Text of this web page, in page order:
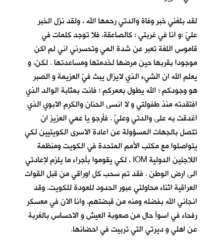
لقد بلغني خبر وفاة والدتي رحمها الله ، ولقد نزل الخبر
عليّ ؛و انا في غربتي ؛ كالصاعقة. فلا توجد كلمات في
قاموس اللغة تعبر عن شدة المي وتحسرني اني لم اكن
موجودا بقربها حين مرضها لخدمتها ومساعدتها . لكن، و
يعلم الله ان الشيء الذي لايزال يبث فيّ العزيمة و الصبر
هو وجودكم ؛ الله يطول بعمركم ؛ فانت بمثابة الوالد الذي
افتقدته منذ طفولتي و لا انسى الحنان والكرم الابوي الذي
اغدقت به على والدتي وعليَّ . فأرجو يا عمي العزيز ان
تتصل بالجهات المسؤولة عن اعادة الاسرى الكويتيين لكي
يتواصلوا مع مكتب الأمم المتحدة في الكويت ومنظمة
اللاجئين الدولية IOM ، لكي يقوموا بأجراء ما يلزم لإعادتي
الى ارض الوطن . فقد تم سحب كل اوراقي من قبل القوات
العراقية اثناء محاولتي عبور الحدود للعودة للكويت. وقد
انجاني الله بفضله ومنه من قبضتهم. وانا الان في معسكر
رفحاء في اسوأ حال من صعوبة العيش و الاحساس بالغربة
عن اهلي و ديرتي التي تربيت في احضانها.